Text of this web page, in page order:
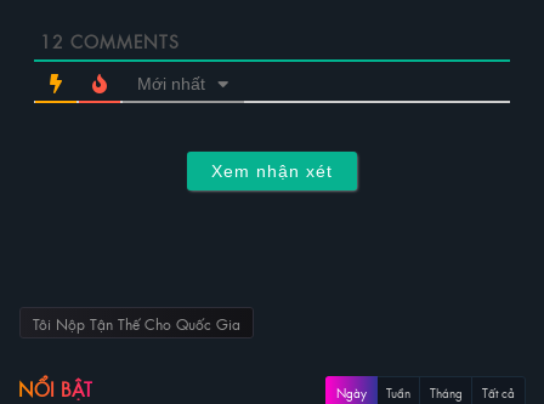
12 COMMENTS
Mới nhất
Xem nhận xét
Tôi Nộp Tận Thế Cho Quốc Gia
NỔI BẬT Ngày Tuần Tháng Tất cả